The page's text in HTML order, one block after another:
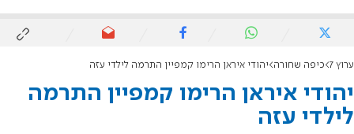
ערוץ 7 כיפה שחורה יהודי איראן הרימו קמפיין התרמה לילדי עזה
יהודי איראן הרימו קמפיין התרמה
לילדי עזה